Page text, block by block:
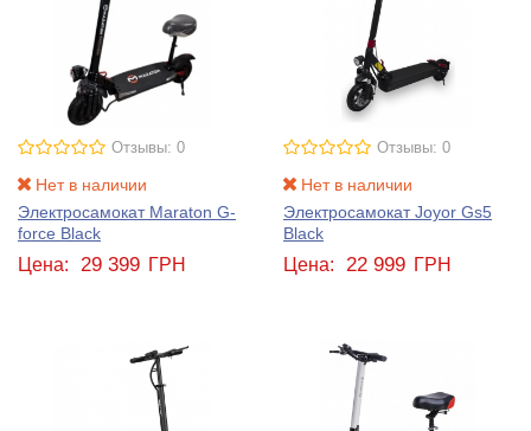
Отзывы: 0
Нет в наличии
Электросамокат Maraton G-
force Black
Цена: 29 399 ГРН
Отзывы: 0
Нет в наличии
Электросамокат Joyor Gs5
Black
Цена: 22 999 ГРН